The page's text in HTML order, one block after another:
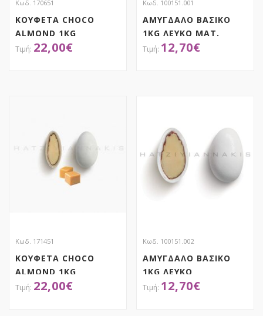
Κωδ. 170651
ΚΟΥΦΕΤΑ CHOCO
ALMOND 1KG
ΠΟΡΤΟΚΑΛΙ,
22,00€
Κωδ. 100151.001
ΑΜΥΓΔΑΛΟ ΒΑΣΙΚΟ
1KG ΛΕΥΚΟ ΜΑΤ,
ΧΑΤΖΗΓΙΑΝΝΑΚΗ
12,70€
Κωδ. 171451
ΚΟΥΦΕΤΑ CHOCO
ALMOND 1KG
ΚΑΡΑΜΕΛΑ,
22,00€
Κωδ. 100151.002
ΑΜΥΓΔΑΛΟ ΒΑΣΙΚΟ
1KG ΛΕΥΚΟ
ΓΥΑΛΙΣΜΕΝΟ,
12,70€